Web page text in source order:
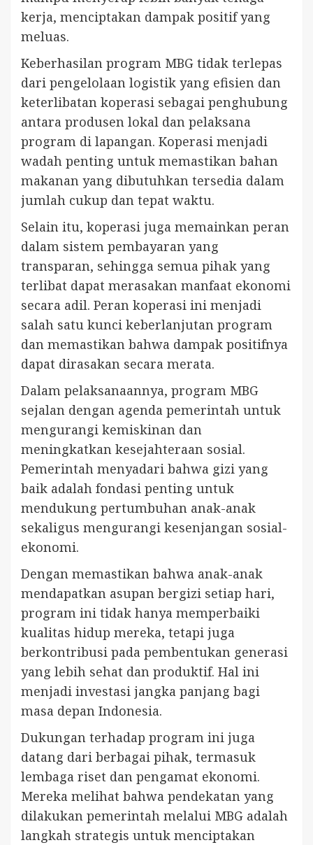
kerja, menciptakan dampak positif yang
meluas.
Keberhasilan program MBG tidak terlepas
dari pengelolaan logistik yang efisien dan
keterlibatan koperasi sebagai penghubung
antara produsen lokal dan pelaksana
program di lapangan. Koperasi menjadi
wadah penting untuk memastikan bahan
makanan yang dibutuhkan tersedia dalam
jumlah cukup dan tepat waktu.
Selain itu, koperasi juga memainkan peran
dalam sistem pembayaran yang
transparan, sehingga semua pihak yang
terlibat dapat merasakan manfaat ekonomi
secara adil. Peran koperasi ini menjadi
salah satu kunci keberlanjutan program
dan memastikan bahwa dampak positifnya
dapat dirasakan secara merata.
Dalam pelaksanaannya, program MBG
sejalan dengan agenda pemerintah untuk
mengurangi kemiskinan dan
meningkatkan kesejahteraan sosial.
Pemerintah menyadari bahwa gizi yang
baik adalah fondasi penting untuk
mendukung pertumbuhan anak-anak
sekaligus mengurangi kesenjangan sosial-
ekonomi.
Dengan memastikan bahwa anak-anak
mendapatkan asupan bergizi setiap hari,
program ini tidak hanya memperbaiki
kualitas hidup mereka, tetapi juga
berkontribusi pada pembentukan generasi
yang lebih sehat dan produktif. Hal ini
menjadi investasi jangka panjang bagi
masa depan Indonesia.
Dukungan terhadap program ini juga
datang dari berbagai pihak, termasuk
lembaga riset dan pengamat ekonomi.
Mereka melihat bahwa pendekatan yang
dilakukan pemerintah melalui MBG adalah
langkah strategis untuk menciptakan